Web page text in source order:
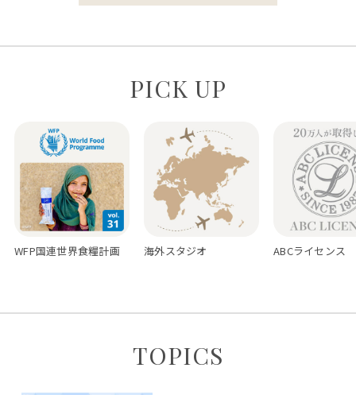
PICK UP
WFP国連世界食糧計画 海外スタジオ ABCライセンス
TOPICS